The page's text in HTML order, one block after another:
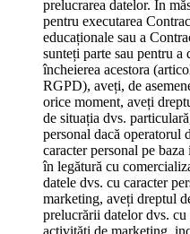
prelucrarea datelor. În
pentru executarea
educaționale sau a
sunteți parte sau pentru
încheierea acestora
RGPD), aveți, de
orice moment, aveți
de situația dvs.
personal dacă operatorul
caracter personal pe
în legătură cu
datele dvs. cu caracter
marketing, aveți dreptul
prelucrării datelor dvs. cu
activități de marketing,